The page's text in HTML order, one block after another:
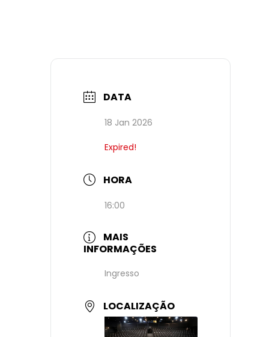
DATA
18 Jan 2026
Expired!
HORA
16:00
MAIS
INFORMAÇÕES
Ingresso
LOCALIZAÇÃO